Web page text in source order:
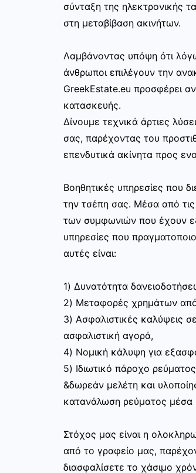
σύνταξη της ηλεκτρονικής
στη μεταβίβαση ακινήτων.
Λαμβάνοντας υπόψη ότι
άνθρωποι επιλέγουν την
GreekEstate.eu προσφέρει
κατασκευής.
Δίνουμε τεχνικά άρτιες
σας, παρέχοντας του
επενδυτικά ακίνητα προς
Βοηθητικές υπηρεσίες που
την τσέπη σας. Μέσα από τις
των συμφωνιών που έχουν
υπηρεσίες που
αυτές είναι:
1) Δυνατότητα
2) Μεταφορές χρημάτων
3) Ασφαλιστικές καλύψεις
ασφαλιστική αγορά,
4) Νομική κάλυψη για
5) Ιδιωτικό πάροχο
&δωρεάν μελέτη και
κατανάλωση ρεύματος
Στόχος μας είναι η
από το γραφείο μας,
διασφαλίσετε το χάσιμο